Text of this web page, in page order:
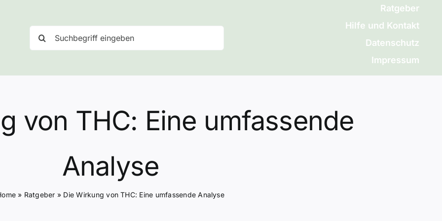
nach:
Ratgeber
Hilfe und Kontakt
Datenschutz
Impressum
von THC: Eine umfassende
Analyse
» Ratgeber » Die Wirkung von THC: Eine umfassende Analyse